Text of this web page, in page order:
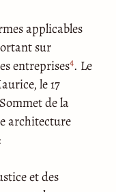
applicables
sur
entreprises4. Le
le 17
Sommet de la
architecture
et des